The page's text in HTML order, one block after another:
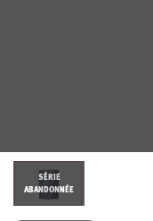
SÉRIE
ABANDONNÉE